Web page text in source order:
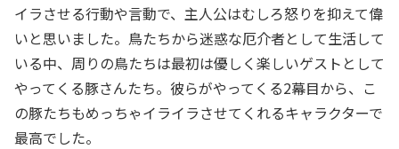
イラさせる行動や言動で、主人公はむしろ怒りを抑えて偉
いと思いました。鳥たちから迷惑な厄介者として生活して
いる中、周りの鳥たちは最初は優しく楽しいゲストとして
やってくる豚さんたち。彼らがやってくる2幕目から、こ
の豚たちもめっちゃイライラさせてくれるキャラクターで
最高でした。